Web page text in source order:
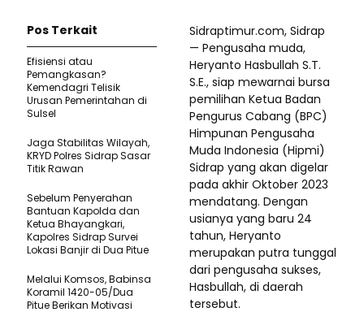
Sidraptimur.com, Sidrap
— Pengusaha muda,
Heryanto Hasbullah S.T.
S.E., siap mewarnai bursa
pemilihan Ketua Badan
Pengurus Cabang (BPC)
Himpunan Pengusaha
Muda Indonesia (Hipmi)
Sidrap yang akan digelar
pada akhir Oktober 2023
mendatang. Dengan
usianya yang baru 24
tahun, Heryanto
merupakan putra tunggal
dari pengusaha sukses,
Hasbullah, di daerah
tersebut.
Pos Terkait
Efisiensi atau
Pemangkasan?
Kemendagri Telisik
Urusan Pemerintahan di
Sulsel
Jaga Stabilitas Wilayah,
KRYD Polres Sidrap Sasar
Titik Rawan
Sebelum Penyerahan
Bantuan Kapolda dan
Ketua Bhayangkari,
Kapolres Sidrap Survei
Lokasi Banjir di Dua Pitue
Melalui Komsos, Babinsa
Koramil 1420-05/Dua
Pitue Berikan Motivasi